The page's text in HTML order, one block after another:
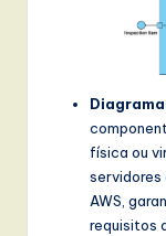
física ou
servidores
AWS,
requisitos